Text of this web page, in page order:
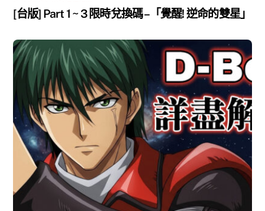
[台版] Part 1 ~ 3 限時兌換碼 –「覺醒! 逆命的雙星」